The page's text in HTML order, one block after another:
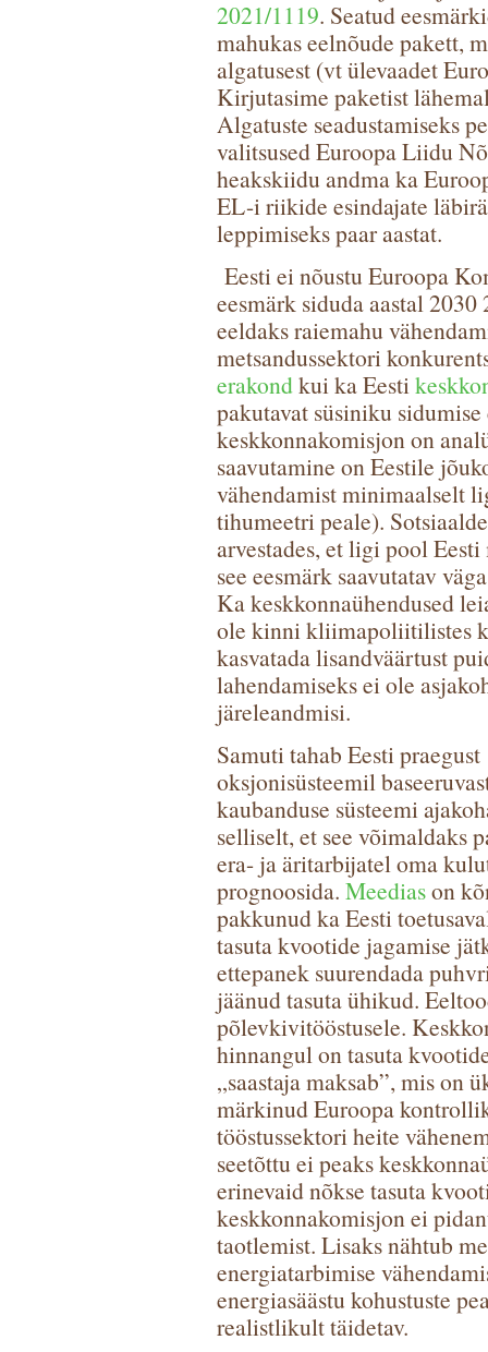
2021/1119. Seatud
mahukas eelnõude pakett,
algatusest (vt ülevaadet
Kirjutasime paketist
Algatuste seadustamiseks
valitsused Euroopa Liidu
heakskiidu andma ka
EL-i riikide esindajate
leppimiseks paar aastat.
Eesti ei nõustu Euroopa
eesmärk siduda aastal
eeldaks raiemahu
metsandussektori
erakondkui ka Eesti
pakutavat süsiniku
keskkonnakomisjon on
saavutamine on Eestile
vähendamist minimaalselt
tihumeetri peale).
arvestades, et ligi pool
see eesmärk saavutatav
Ka keskkonnaühendused
ole kinni kliimapoliitilistes
kasvatada lisandväärtust
lahendamiseks ei ole
järeleandmisi.
Samuti tahab Eesti praegust
oksjonisüsteemil
kaubanduse süsteemi
selliselt, et see võimaldaks
era- ja äritarbijatel oma
prognoosida. Meediason
pakkunud ka Eesti
tasuta kvootide jagamise
ettepanek suurendada
jäänud tasuta ühikud.
põlevkivitööstusele.
hinnangul on tasuta
„saastaja maksab”, mis on
märkinud Euroopa
tööstussektori heite
seetõttu ei peaks
erinevaid nõkse tasuta
keskkonnakomisjon ei
taotlemist. Lisaks nähtub
energiatarbimise
energiasäästu kohustuste
realistlikult täidetav.